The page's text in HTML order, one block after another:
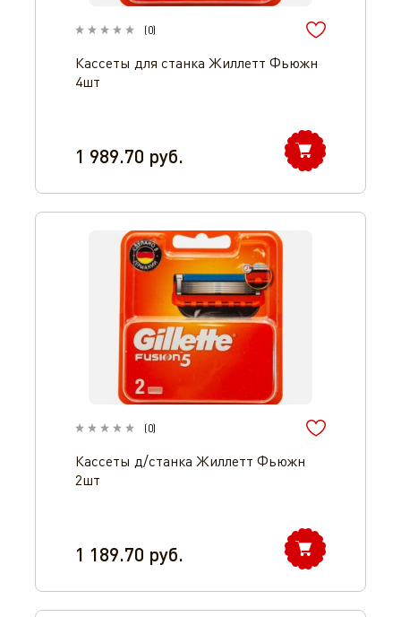
(0)
Кассеты для станка Жиллетт Фьюжн
4шт
1 989.70 руб.
(0)
Кассеты д/станка Жиллетт Фьюжн
2шт
1 189.70 руб.